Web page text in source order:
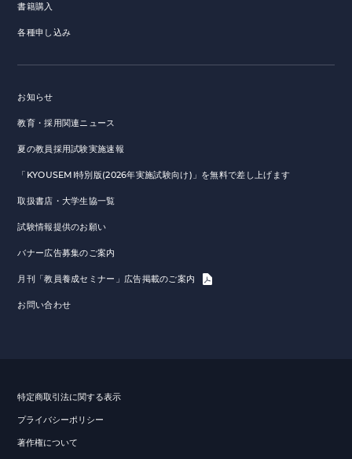
書籍購入
各種申し込み
お知らせ
教育・採用関連ニュース
夏の教員採用試験実施速報
「KYOUSEMI特別版(2026年実施試験向け)」を無料で差し上げます
取扱書店・大学生協一覧
試験情報提供のお願い
バナー広告募集のご案内
月刊「教員養成セミナー」広告掲載のご案内
お問い合わせ
特定商取引法に関する表示
プライバシーポリシー
著作権について